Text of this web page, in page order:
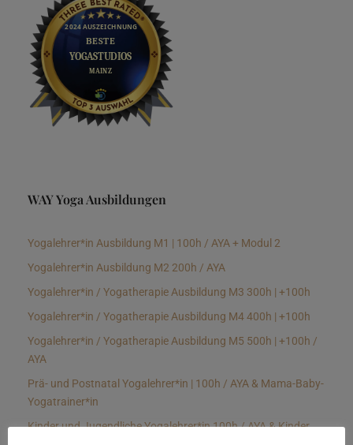
WAY Yoga Ausbildungen
Yogalehrer*in Ausbildung M1 | 100h / AYA + Modul 2
Yogalehrer*in Ausbildung M2 200h / AYA
Yogalehrer*in / Yogatherapie Ausbildung M3 300h | +100h
Yogalehrer*in / Yogatherapie Ausbildung M4 400h | +100h
Yogalehrer*in / Yogatherapie Ausbildung M5 500h | +100h /
AYA
Prä- und Postnatal Yogalehrer*in | 100h / AYA & Mama-Baby-
Yogatrainer*in
Kinder und Jugendliche Yogalehrer*in 100h / AYA & Kinder